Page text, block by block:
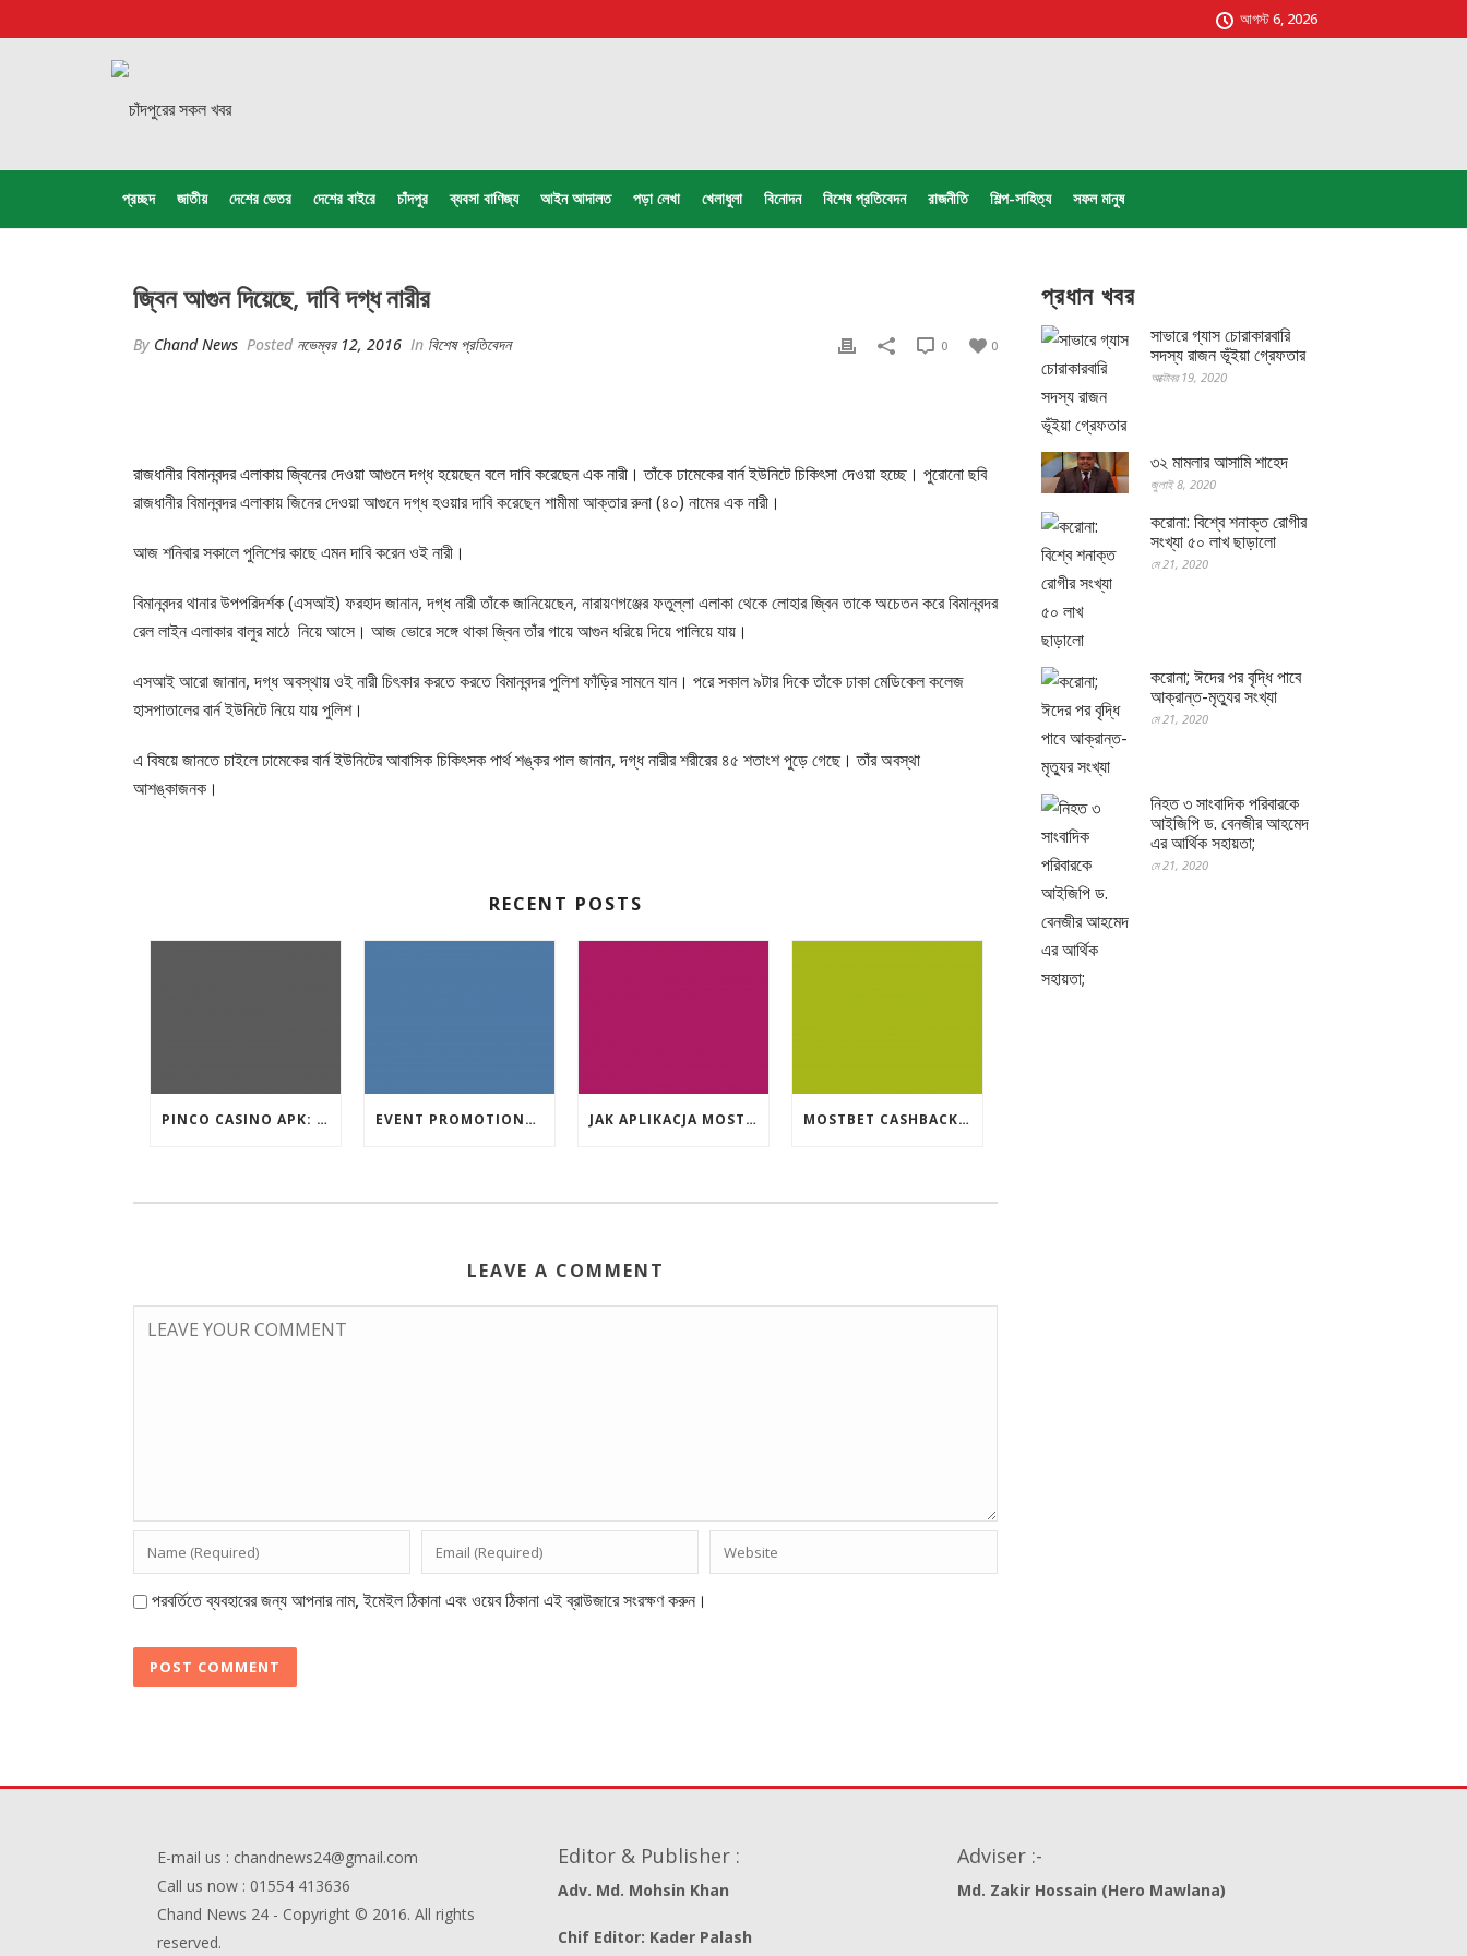
আগস্ট 6, 2026
প্রচ্ছদ জাতীয় দেশের ভেতর দেশের বাইরে চাঁদপুর ব্যবসা বাণিজ্য আইন আদালত পড়া লেখা খেলাধুলা বিনোদন বিশেষ প্রতিবেদন রাজনীতি শিল্প-সাহিত্য সফল মানুষ
জ্বিন আগুন দিয়েছে, দাবি দগ্ধ নারীর
By Chand News Posted নভেম্বর 12, 2016 In বিশেষ প্রতিবেদন 0
0
রাজধানীর বিমানবন্দর এলাকায় জ্বিনের দেওয়া আগুনে দগ্ধ হয়েছেন বলে দাবি করেছেন এক নারী। তাঁকে ঢামেকের বার্ন ইউনিটে চিকিৎসা দেওয়া হচ্ছে। পুরোনো ছবি
রাজধানীর বিমানবন্দর এলাকায় জিনের দেওয়া আগুনে দগ্ধ হওয়ার দাবি করেছেন শামীমা আক্তার রুনা (৪০) নামের এক নারী।
আজ শনিবার সকালে পুলিশের কাছে এমন দাবি করেন ওই নারী।
বিমানবন্দর থানার উপপরিদর্শক (এসআই) ফরহাদ জানান, দগ্ধ নারী তাঁকে জানিয়েছেন, নারায়ণগঞ্জের ফতুল্লা এলাকা থেকে লোহার জ্বিন তাকে অচেতন করে বিমানবন্দর
রেল লাইন এলাকার বালুর মাঠে নিয়ে আসে। আজ ভোরে সঙ্গে থাকা জ্বিন তাঁর গায়ে আগুন ধরিয়ে দিয়ে পালিয়ে যায়।
এসআই আরো জানান, দগ্ধ অবস্থায় ওই নারী চিৎকার করতে করতে বিমানবন্দর পুলিশ ফাঁড়ির সামনে যান। পরে সকাল ৯টার দিকে তাঁকে ঢাকা মেডিকেল কলেজ
হাসপাতালের বার্ন ইউনিটে নিয়ে যায় পুলিশ।
এ বিষয়ে জানতে চাইলে ঢামেকের বার্ন ইউনিটের আবাসিক চিকিৎসক পার্থ শঙ্কর পাল জানান, দগ্ধ নারীর শরীরের ৪৫ শতাংশ পুড়ে গেছে। তাঁর অবস্থা
আশঙ্কাজনক।
RECENT POSTS
PINCO CASINO APK: OYUN SEÇIMLƏRININ İCMALI EVENT PROMOTIONS AT HIGHEST PAYING ONLINE CASINOS WITH BEST RTP JAK APLIKACJA MOSTBET WSPIERA UŻYTKOWNIKÓW ANDROIDA? MOSTBET CASHBACK: HANGI OYUNLAR SIZI DAHA ÇOX QAZANA BILƏR?
LEAVE A COMMENT
পরবর্তিতে ব্যবহারের জন্য আপনার নাম, ইমেইল ঠিকানা এবং ওয়েব ঠিকানা এই ব্রাউজারে সংরক্ষণ করুন।
প্রধান খবর
সাভারে গ্যাস চোরাকারবারি
সদস্য রাজন ভূঁইয়া গ্রেফতার
অক্টোবর 19, 2020
৩২ মামলার আসামি শাহেদ
জুলাই 8, 2020
করোনা: বিশ্বে শনাক্ত রোগীর
সংখ্যা ৫০ লাখ ছাড়ালো
মে 21, 2020
করোনা; ঈদের পর বৃদ্ধি পাবে
আক্রান্ত-মৃত্যুর সংখ্যা
মে 21, 2020
নিহত ৩ সাংবাদিক পরিবারকে
আইজিপি ড. বেনজীর আহমেদ
এর আর্থিক সহায়তা;
মে 21, 2020
E-mail us : chandnews24@gmail.com
Call us now : 01554 413636
Chand News 24 - Copyright © 2016. All rights
reserved.
Editor & Publisher :
Adv. Md. Mohsin Khan
Chif Editor: Kader Palash
Adviser :-
Md. Zakir Hossain (Hero Mawlana)